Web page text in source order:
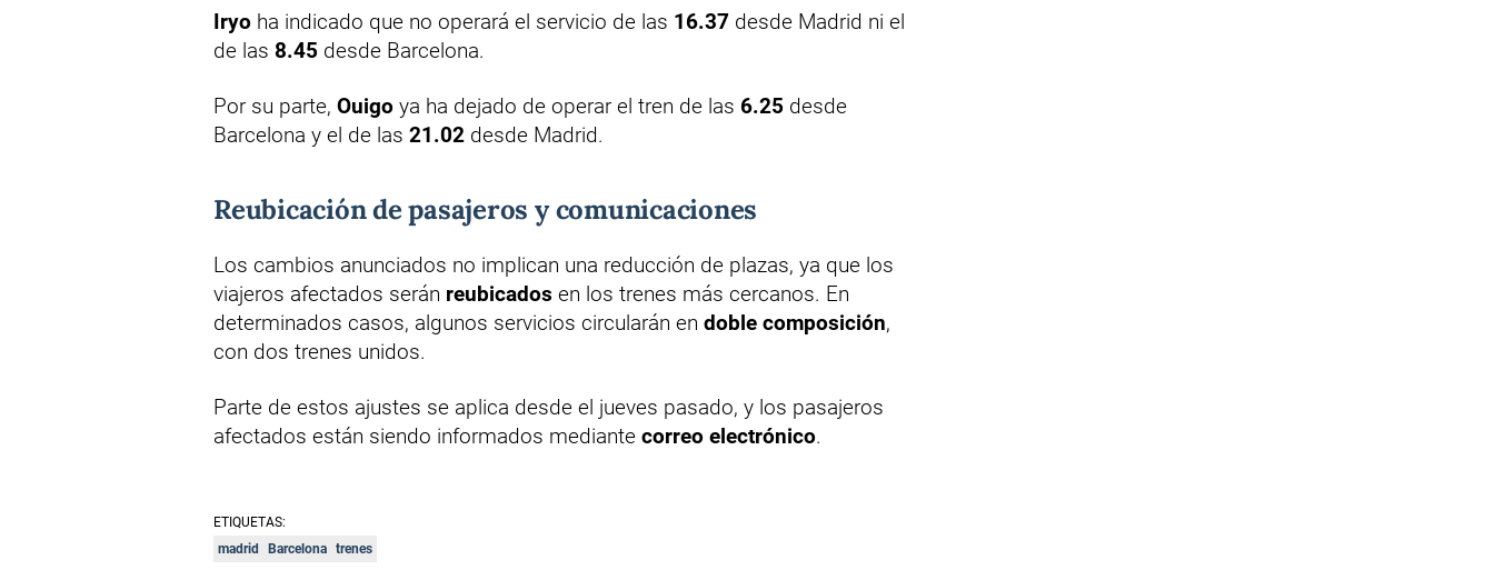
Iryo ha indicado que no operará el servicio de las 16.37 desde Madrid ni el
de las 8.45 desde Barcelona.
Por su parte, Ouigo ya ha dejado de operar el tren de las 6.25 desde
Barcelona y el de las 21.02 desde Madrid.
Reubicación de pasajeros y comunicaciones
Los cambios anunciados no implican una reducción de plazas, ya que los
viajeros afectados serán reubicados en los trenes más cercanos. En
determinados casos, algunos servicios circularán en doble composición,
con dos trenes unidos.
Parte de estos ajustes se aplica desde el jueves pasado, y los pasajeros
afectados están siendo informados mediante correo electrónico.
ETIQUETAS:
madrid
Barcelona trenes